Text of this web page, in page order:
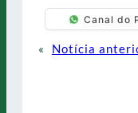
Canal do
«
Notícia